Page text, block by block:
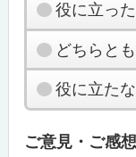
役に立った
どちらと
役に立た
ご意見・ご感